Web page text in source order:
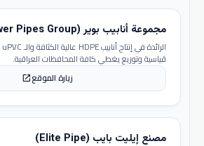
مجموعة أنابيب بوير (Bwer Pipes Group)
قياسية وتوزيع يغطي كافة المحافظات العراقية.
زيارة الموقعopen_in_new
مصنع إيليت بايب (Elite Pipe)